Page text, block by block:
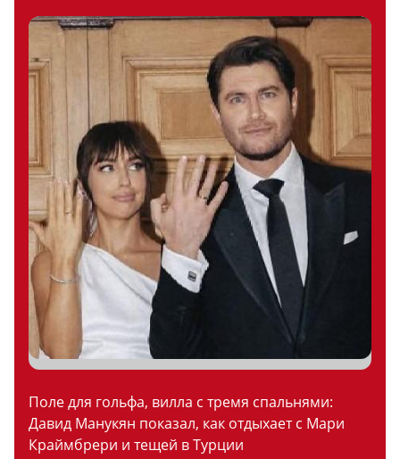
Поле для гольфа, вилла с тремя спальнями:
Давид Манукян показал, как отдыхает с Мари
Краймбрери и тещей в Турции